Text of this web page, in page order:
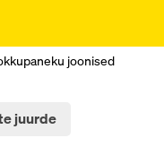
joonised
juurde